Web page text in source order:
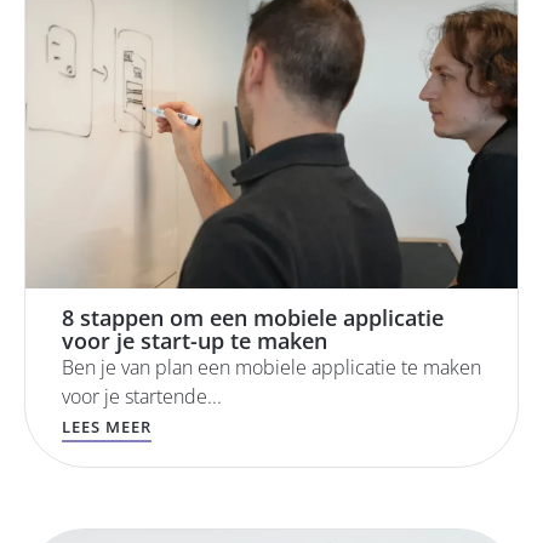
8 stappen om een mobiele applicatie
voor je start-up te maken
Ben je van plan een mobiele applicatie te maken
voor je startende...
LEES MEER